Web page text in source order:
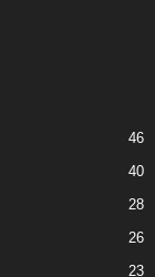
46
40
28
26
23